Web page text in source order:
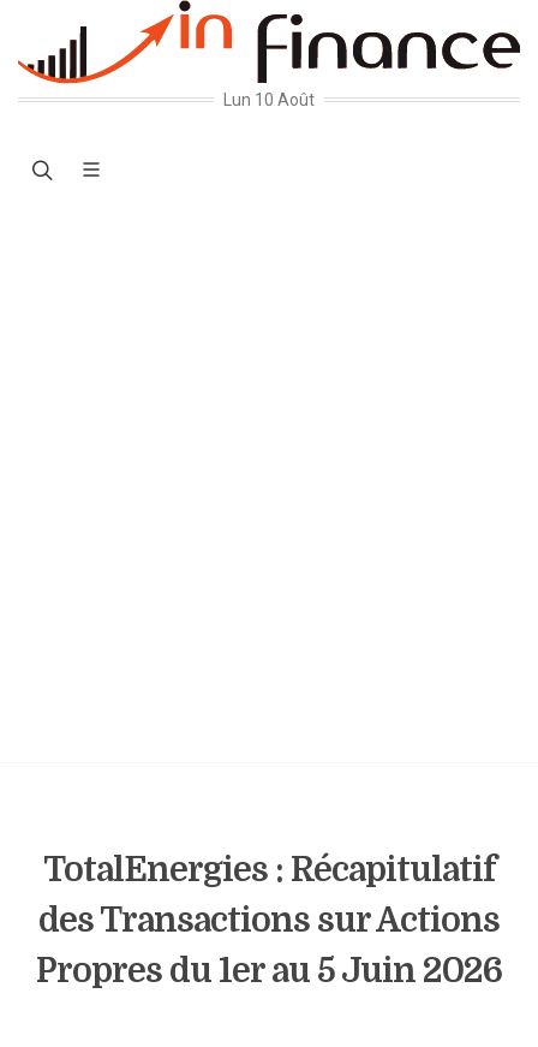
Lun 10 Août
TotalEnergies : Récapitulatif
des Transactions sur Actions
Propres du 1er au 5 Juin 2026